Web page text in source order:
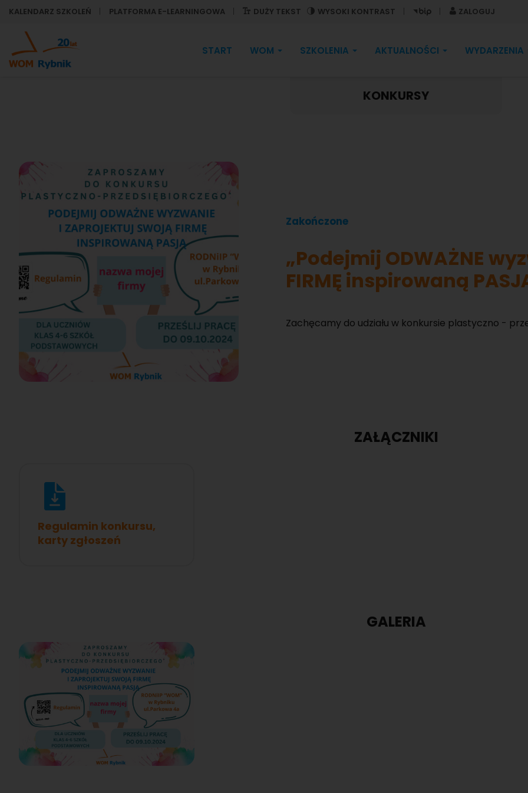
KALENDARZ SZKOLEŃ PLATFORMA E-LEARNINGOWA DUŻY TEKST WYSOKI KONTRAST ZALOGUJ
START WOM SZKOLENIA AKTUALNOŚCI WYDARZENIA
KONKURSY
Zakończone
„Podejmij ODWAŻNE
FIRMĘ inspirowaną
Za­chę­ca­my do udzia­łu w kon­kur­sie pla­stycz­no -
ZAŁĄCZNIKI
Regulamin konkursu,
karty zgłoszeń
GALERIA